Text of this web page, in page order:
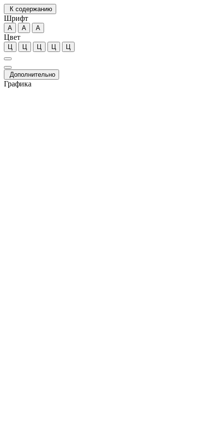
К содержанию
Шрифт
А А А
Цвет
Ц Ц Ц Ц Ц
Дополнительно
Графика